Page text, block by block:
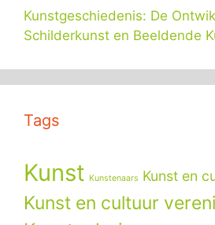
Kunstgeschiedenis: De
Schilderkunst en Beeldende
Tags
Kunst Kunstenaars Kunst en
Kunst en cultuur